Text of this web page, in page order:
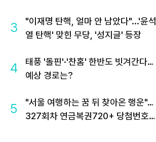
3
"이재명 탄핵, 얼마 안 남았다"...'윤석
열 탄핵' 맞힌 무당, '성지글' 등장
4
태풍 '돌핀'·'찬홈' 한반도 빗겨간다…
예상 경로는?
5
"서울 여행하는 꿈 뒤 찾아온 행운"…
327회차 연금복권720+ 당첨번호조